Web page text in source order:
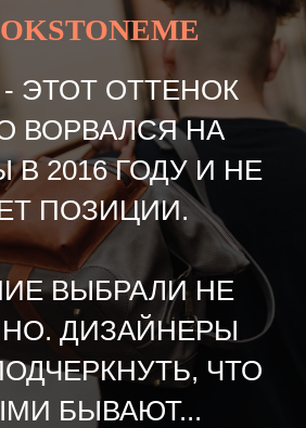
- ЭТОТ ОТТЕНОК
ВОРВАЛСЯ НА
2016 ГОДУ И НЕ
ПОЗИЦИИ.
ВЫБРАЛИ НЕ
ДИЗАЙНЕРЫ
ЧТО
БЫВАЮТ...